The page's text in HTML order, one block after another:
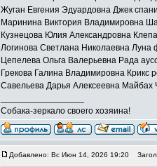
Жуган Евгения Эдуардовна Джек
Маринина Виктория Владимировна
Кузнецова Юлия Александровна
Логинова Светлана Николаевна Луна
Цепелева Ольга Валерьевна Рада
Грекова Галина Владимировна Крикс
Савельева Дарья Алексеевна Майбах
Собака-зеркало своего хозяина!
Добавлено: Вс Июн 14, 2026 19:20